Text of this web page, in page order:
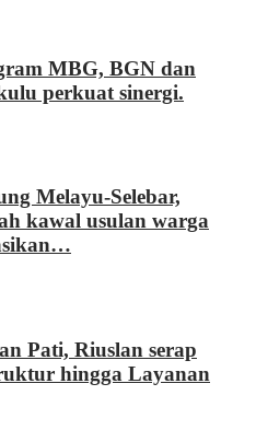
MBG, BGN dan
perkuat sinergi.
Melayu-Selebar,
kawal usulan warga
Pati, Riuslan serap
hingga Layanan